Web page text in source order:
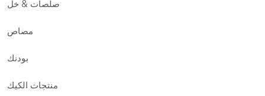
صلصات & خل
مصاص
بودنك
منتجات الكيك